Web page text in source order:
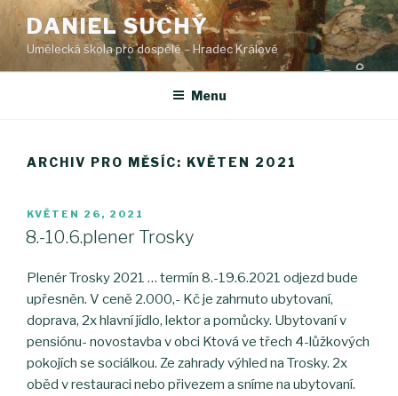
Přejít
obsahu
webu
DANIEL SUCHÝ
Umělecká škola pro dospělé – Hradec Králové
Menu
ARCHIV PRO MĚSÍC: KVĚTEN 2021
PUBLIKOVÁNO
KVĚTEN 26, 2021
8.-10.6.plener Trosky
Plenér Trosky 2021 … termín 8.-19.6.2021 odjezd bude
upřesněn. V ceně 2.000,- Kč je zahrnuto ubytovaní,
doprava, 2x hlavní jídlo, lektor a pomůcky. Ubytovaní v
pensiónu- novostavba v obci Ktová ve třech 4-lůžkových
pokojích se sociálkou. Ze zahrady výhled na Trosky. 2x
oběd v restauraci nebo přivezem a sníme na ubytovaní.